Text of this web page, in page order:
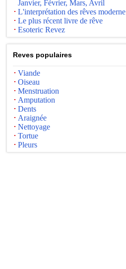
Janvier, Février, Mars, Avril
L'interprétation des rêves moderne
Le plus récent livre de rêve
Esoteric Revez
Reves populaires
Viande
Oiseau
Menstruation
Amputation
Dents
Araignée
Nettoyage
Tortue
Pleurs